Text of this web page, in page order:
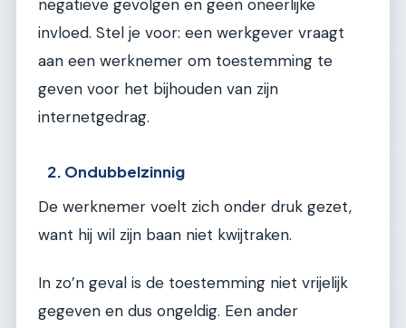
negatieve gevolgen en geen oneerlijke
invloed. Stel je voor: een werkgever vraagt
aan een werknemer om toestemming te
geven voor het bijhouden van zijn
internetgedrag.
2. Ondubbelzinnig
De werknemer voelt zich onder druk gezet,
want hij wil zijn baan niet kwijtraken.
In zo’n geval is de toestemming niet vrijelijk
gegeven en dus ongeldig. Een ander